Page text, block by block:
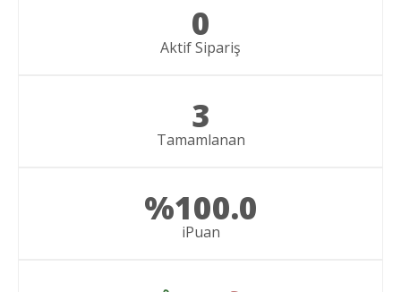
0
Aktif Sipariş
3
Tamamlanan
%100.0
iPuan